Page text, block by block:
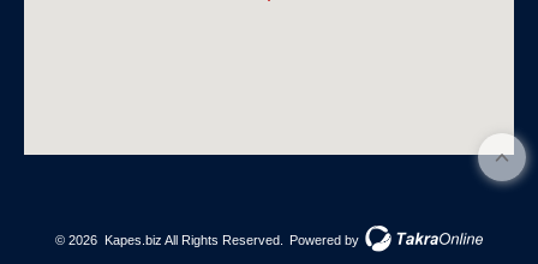
© 2026 Kapes.biz All Rights Reserved. Powered by